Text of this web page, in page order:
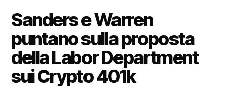
Sanders e Warren
puntano sulla proposta
della Labor Department
sui Crypto 401k